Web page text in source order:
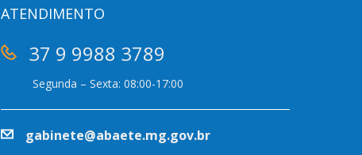
ATENDIMENTO
37 9 9988 3789
Segunda – Sexta: 08:00-17:00
gabinete@abaete.mg.gov.br